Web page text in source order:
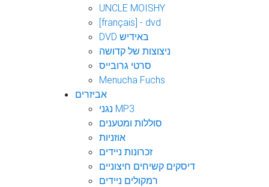
UNCLE MOISHY
[français] - dvd
DVD באידיש
ניצוצות של קדושה
סרטי גרובייס
Menucha Fuchs
אביזרים
נגני MP3
סוללות ומטענים
אוזניות
זכרונות ניידים
דיסקים קשיחים חיצוניים
רמקולים ניידים